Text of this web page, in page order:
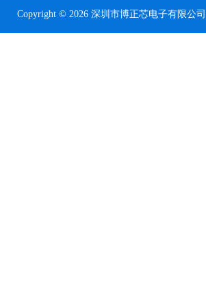
Copyright © 2026 深圳市博正芯电子有限公